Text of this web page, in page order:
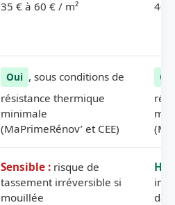
35 € à 60 € / m² 40
Oui , sous conditions de
résistance thermique
minimale
(MaPrimeRénov’ et CEE)
Sensible : risque de
tassement irréversible si
mouillée